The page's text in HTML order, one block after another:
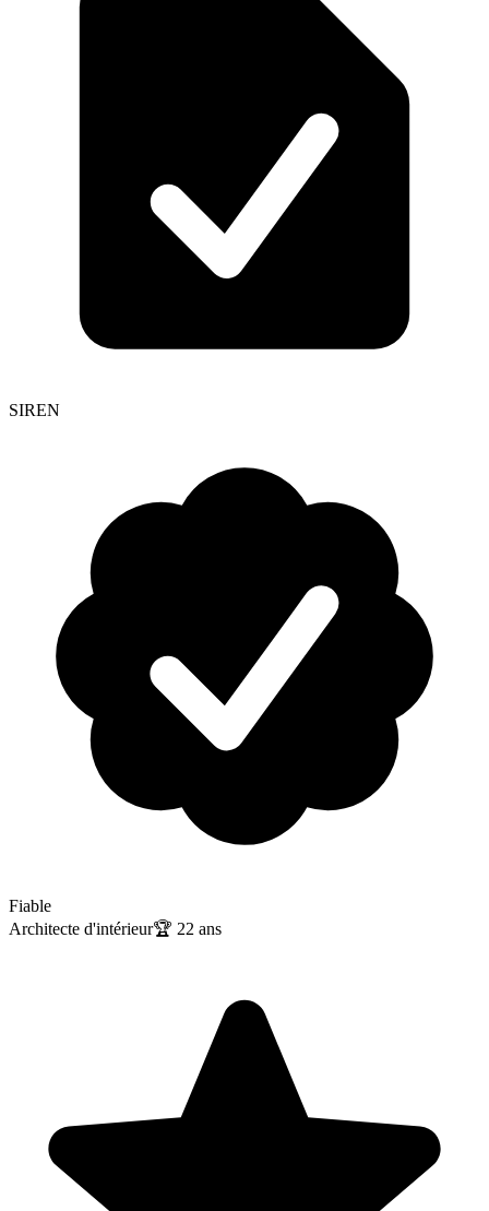
SIREN
Fiable
Architecte d'intérieur🏆 22 ans